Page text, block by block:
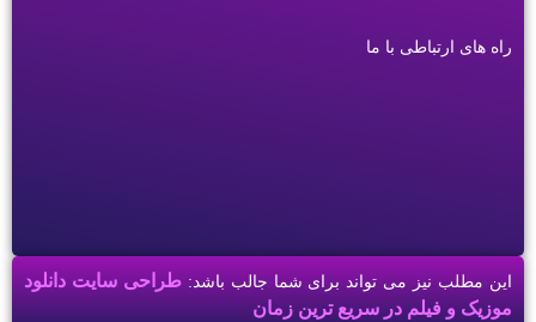
راه های ارتباطی با ما
این مطلب نیز می تواند برای شما جالب باشد:طراحی سایت دانلود
موزیک و فیلم در سریع ترین زمان